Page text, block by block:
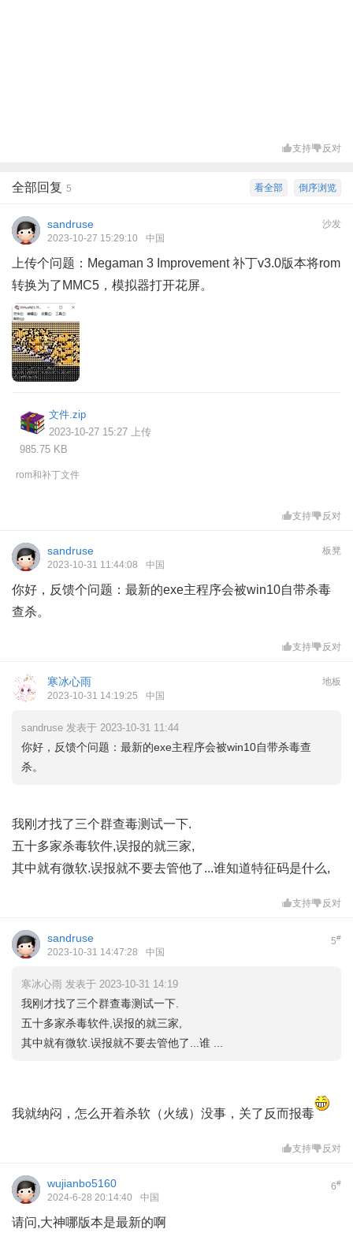
支持 反对
倒序浏览
看全部
全部回复 5
沙发
sandruse
2023-10-27 15:29:10 中国
上传个问题：Megaman 3 Improvement 补丁v3.0版本将rom
转换为了MMC5，模拟器打开花屏。
文件.zip
2023-10-27 15:27 上传
985.75 KB
rom和补丁文件
支持 反对
板凳
sandruse
2023-10-31 11:44:08 中国
你好，反馈个问题：最新的exe主程序会被win10自带杀毒
查杀。
支持 反对
地板
寒冰心雨
2023-10-31 14:19:25 中国
sandruse 发表于 2023-10-31 11:44
你好，反馈个问题：最新的exe主程序会被win10自带杀毒查
杀。
我刚才找了三个群查毒测试一下.
五十多家杀毒软件,误报的就三家,
其中就有微软.误报就不要去管他了...谁知道特征码是什么,
支持 反对
5#
sandruse
2023-10-31 14:47:28 中国
寒冰心雨 发表于 2023-10-31 14:19
我刚才找了三个群查毒测试一下.
五十多家杀毒软件,误报的就三家,
其中就有微软.误报就不要去管他了...谁 ...
我就纳闷，怎么开着杀软（火绒）没事，关了反而报毒
支持 反对
6#
wujianbo5160
2024-6-28 20:14:40 中国
请问,大神哪版本是最新的啊